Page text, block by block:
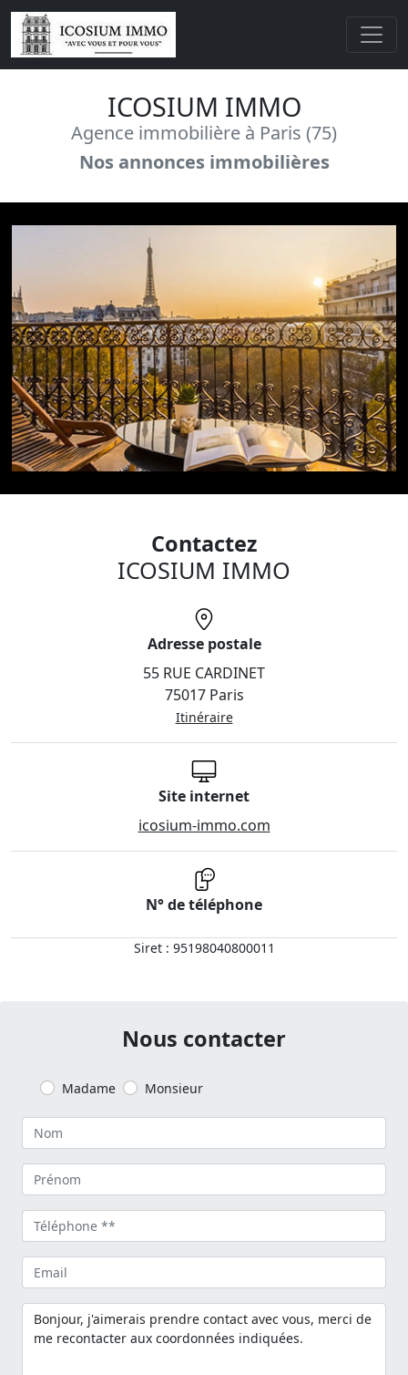
ICOSIUM IMMO
Agence immobilière à Paris (75)
Nos annonces immobilières
Contactez
ICOSIUM IMMO
Adresse postale
55 RUE CARDINET
75017 Paris
Itinéraire
Site internet
icosium-immo.com
N° de téléphone
Siret : 95198040800011
Nous contacter
Madame Monsieur